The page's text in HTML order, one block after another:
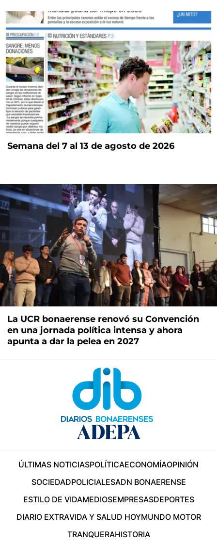
Semana del 7 al 13 de agosto de 2026
La UCR bonaerense renovó su Convención
en una jornada política intensa y ahora
apunta a dar la pelea en 2027
ÚLTIMAS NOTICIASPOLÍTICAECONOMÍAOPINIÓN
SOCIEDADPOLICIALESADN BONAERENSE
ESTILO DE VIDAMEDIOSEMPRESASDEPORTES
DIARIO EXTRAVIDA Y SALUD HOYMUNDO MOTOR
TRANQUERAHISTORIA